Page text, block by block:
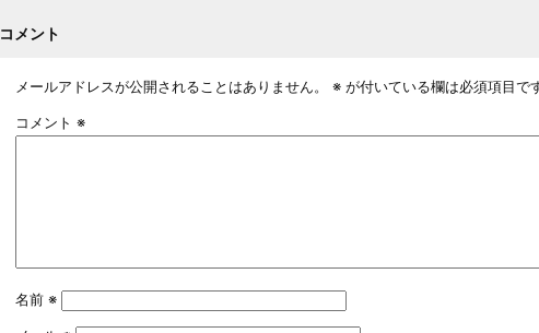
コメント
メールアドレスが公開されることはありません。 ※ が付いている欄は必須項目で
コメント ※
名前 ※